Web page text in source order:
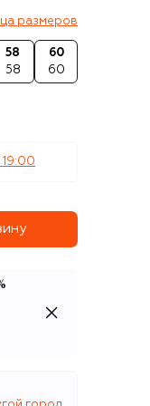
размеров
58
58
60
60
19:00